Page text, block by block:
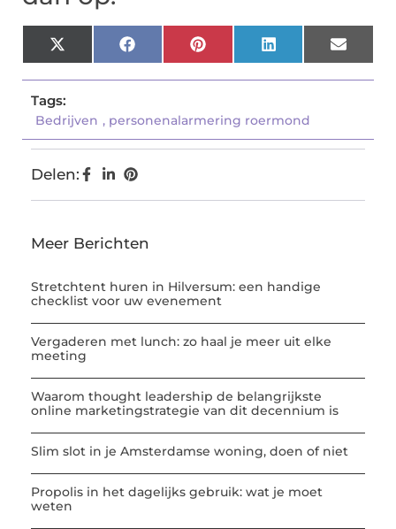
X
(Twitter)
FacebookPinterestLinkedInEmail
Tags:
Bedrijven , personenalarmering roermond
Delen:
Meer Berichten
Stretchtent huren in Hilversum: een handige
checklist voor uw evenement
Vergaderen met lunch: zo haal je meer uit elke
meeting
Waarom thought leadership de belangrijkste
online marketingstrategie van dit decennium is
Slim slot in je Amsterdamse woning, doen of niet
Propolis in het dagelijks gebruik: wat je moet
weten